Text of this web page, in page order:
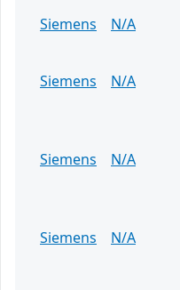
Siemens
N/A
Siemens
N/A
Siemens
N/A
Siemens
N/A